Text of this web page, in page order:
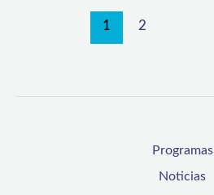
1 2
Programas
Noticias